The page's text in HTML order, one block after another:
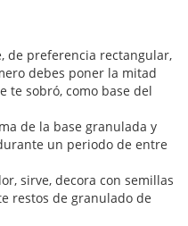
de preferencia rectangular,
debes poner la mitad
te sobró, como base del
de la base granulada y
un periodo de entre
sirve, decora con semillas
restos de granulado de